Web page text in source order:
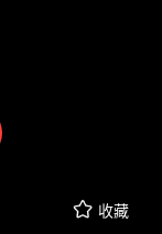
收藏